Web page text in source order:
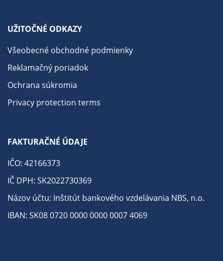
UŽITOČNÉ ODKAZY
Všeobecné obchodné podmienky
Reklamačný poriadok
Ochrana súkromia
Privacy protection terms
FAKTURAČNÉ ÚDAJE
IČO: 42166373
IČ DPH: SK2022730369
Názov účtu: Inštitút bankového vzdelávania NBS, n.o.
IBAN: SK08 0720 0000 0000 0007 4069